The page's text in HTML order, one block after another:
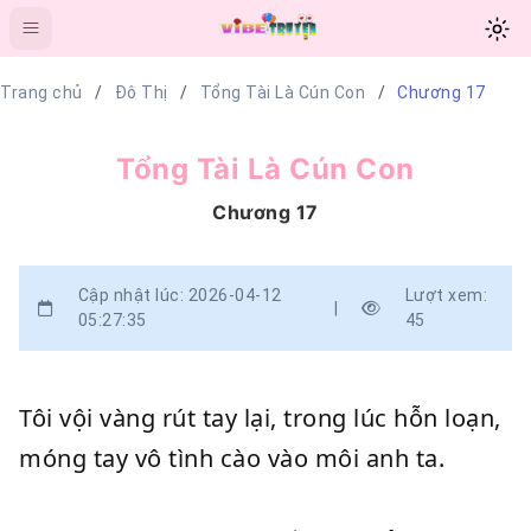
Trang chủ Đô Thị Tổng Tài Là Cún Con Chương 17
Tổng Tài Là Cún Con
Chương 17
Cập nhật lúc: 2026-04-12
05:27:35
|
Lượt xem:
45
Tôi vội vàng rút tay lại, trong lúc hỗn loạn,
móng tay vô tình cào vào môi anh ta.